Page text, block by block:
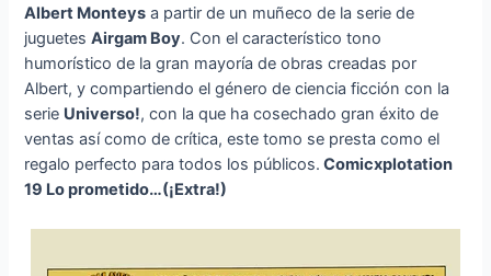
Albert Monteys a partir de un muñeco de la serie de
juguetesAirgam Boy. Con el característico tono
humorístico de la gran mayoría de obras creadas por
Albert, y compartiendo el género de ciencia ficción con la
serie Universo!, con la que ha cosechado gran éxito de
ventas así como de crítica, este tomo se presta como el
regalo perfecto para todos los públicos. Comicxplotation
19 Lo prometido…(¡Extra!)